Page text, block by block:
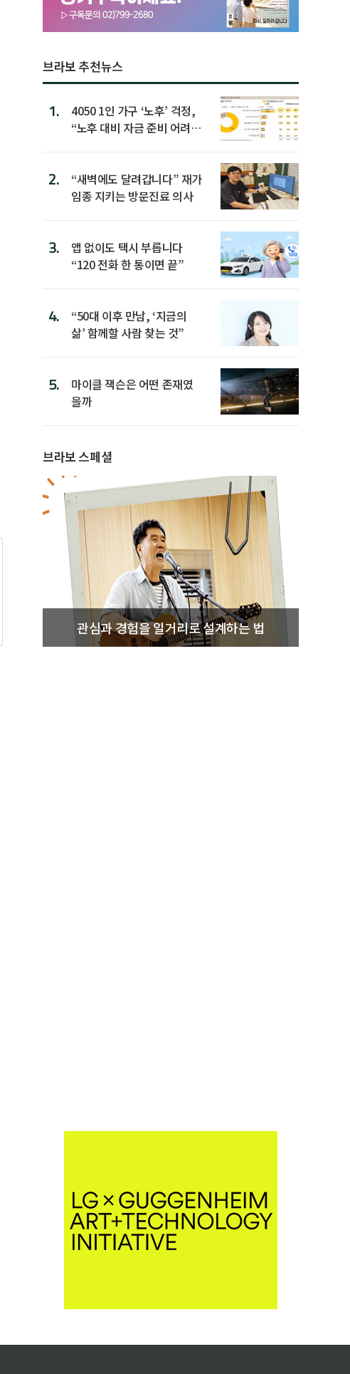
브라보 추천뉴스
1.
4050 1인 가구 ‘노후’ 걱정,
“노후 대비 자금 준비 어려
2.
“새벽에도 달려갑니다” 재가
임종 지키는 방문진료 의사
3.
앱 없이도 택시 부릅니다
“120 전화 한 통이면 끝”
4.
“50대 이후 만남, ‘지금의
삶’ 함께할 사람 찾는 것”
5.
마이클 잭슨은 어떤 존재였
을까
브라보 스페셜
관심과 경험을 일거리로 설계하는 법